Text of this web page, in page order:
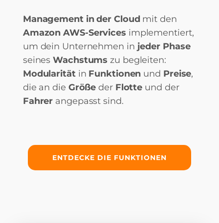
Management in der Cloud mit den
Amazon AWS-Services implementiert,
um dein Unternehmen in jeder Phase
seinesWachstumszu begleiten:
Modularität in Funktionen und Preise,
die an die Größeder Flotte und der
Fahrer angepasst sind.
ENTDECKE DIE FUNKTIONEN